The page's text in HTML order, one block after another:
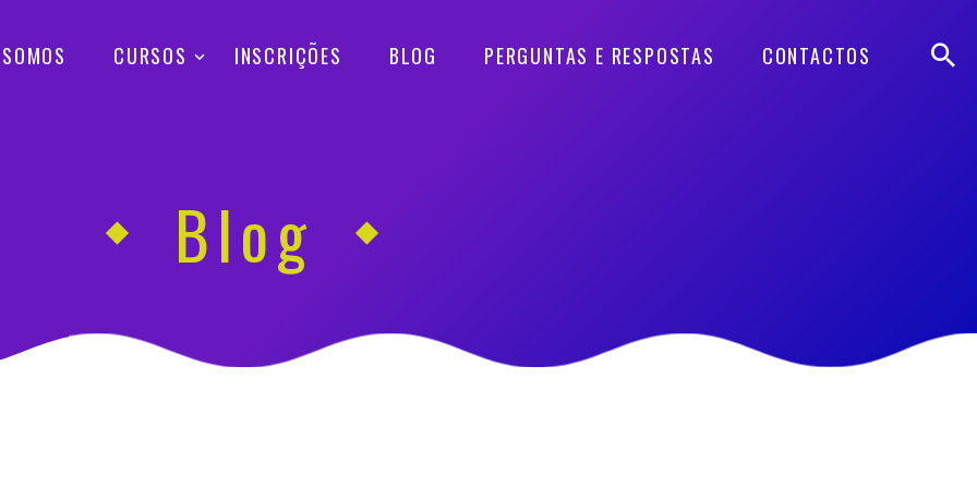
CURSOS INSCRIÇÕES BLOG PERGUNTAS E RESPOSTAS CONTACTOS
Blog